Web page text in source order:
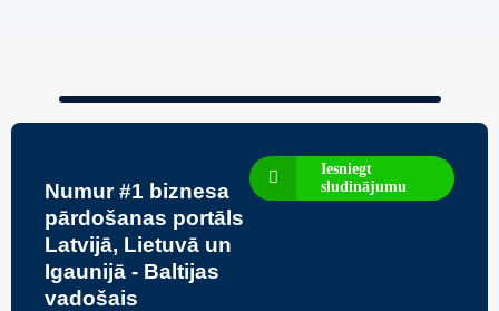
Numur #1 biznesa
pārdošanas portāls
Latvijā, Lietuvā un
Igaunijā - Baltijas
vadošais
Iesniegt
sludinājumu